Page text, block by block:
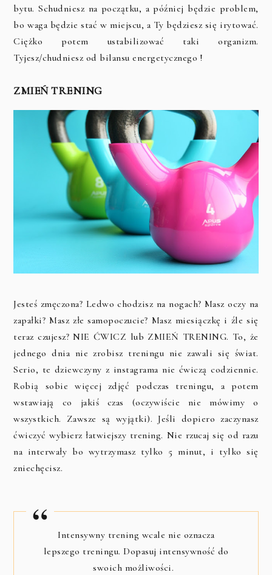
bytu. Schudniesz na początku, a później będzie problem,
bo waga będzie stać w miejscu, a Ty będziesz się irytować.
Ciężko potem ustabilizować taki organizm.
Tyjesz/chudniesz od bilansu energetycznego !
ZMIEŃ TRENING
Jesteś zmęczona? Ledwo chodzisz na nogach? Masz oczy na
zapałki? Masz złe samopoczucie? Masz miesiączkę i źle się
teraz czujesz? NIE ĆWICZ lub ZMIEŃ TRENING. To, że
jednego dnia nie zrobisz treningu nie zawali się świat.
Serio, te dziewczyny z instagrama nie ćwiczą codziennie.
Robią sobie więcej zdjęć podczas treningu, a potem
wstawiają co jakiś czas (oczywiście nie mówimy o
wszystkich. Zawsze są wyjątki). Jeśli dopiero zaczynasz
ćwiczyć wybierz łatwiejszy trening. Nie rzucaj się od razu
na interwały bo wytrzymasz tylko 5 minut, i tylko się
zniechęcisz.
Intensywny trening wcale nie oznacza
lepszego treningu. Dopasuj intensywność do
swoich możliwości.